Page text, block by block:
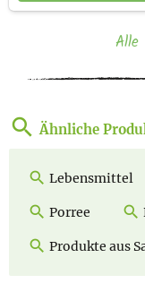
Alle
Ähnliche
Lebensmittel
Porree
Produkte aus